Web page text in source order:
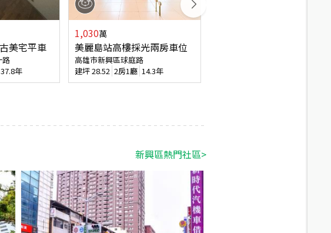
美宅平車
路
37.8年
1,030萬
美麗島站高樓採光兩房車位
高雄市新興區球庭路
建坪28.52 2房1廳 14.3年
新興區熱門社區>